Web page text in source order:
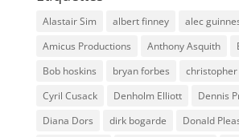
Alastair Sim albert finney
alec
Amicus Productions
Anthony Asquith
Bob hoskins
bryan forbes
christopher
Cyril Cusack
Denholm Elliott
Dennis
Diana Dors
dirk bogarde
Donald